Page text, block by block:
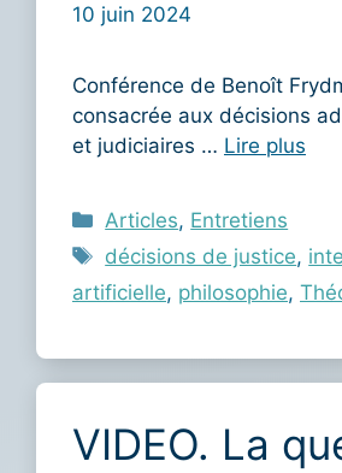
10 juin 2024
Conférence de Benoît
consacrée aux décisions
et judiciaires … Lire plus
Catégories
Articles, Entretiens
Étiquettes
décisions de justice,
artificielle, philosophie,
VIDEO. La